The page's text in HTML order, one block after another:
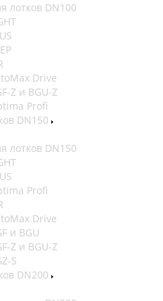
лотков DN100
Drive
Z и BGU-Z
Profi
DN150
лотков DN150
Profi
Drive
и BGU
Z и BGU-Z
S
DN200